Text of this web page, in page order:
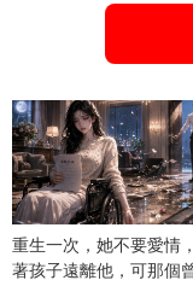
重生一次，她不要愛情
著孩子遠離他，可那個